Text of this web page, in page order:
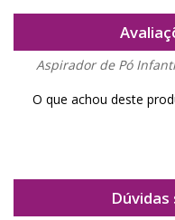
Aspirador de Pó
O que achou deste